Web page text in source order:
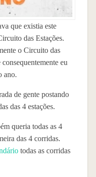
que existia este
das Estações.
o Circuito das
eu
ano.
de gente postando
das 4 estações.
queria todas as 4
das 4 corridas.
todas as corridas